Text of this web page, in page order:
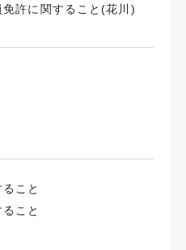
許に関すること(花川)
こと
こと